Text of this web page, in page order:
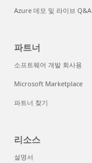
Azure 데모 및 라이브 Q&A
파트너
소프트웨어 개발 회사용
Microsoft Marketplace
파트너 찾기
리소스
설명서